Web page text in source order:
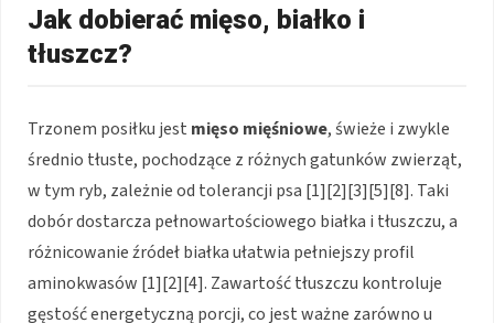
Jak dobierać mięso, białko i
tłuszcz?
Trzonem posiłku jest mięso mięśniowe, świeże i zwykle
średnio tłuste, pochodzące z różnych gatunków zwierząt,
w tym ryb, zależnie od tolerancji psa [1][2][3][5][8]. Taki
dobór dostarcza pełnowartościowego białka i tłuszczu, a
różnicowanie źródeł białka ułatwia pełniejszy profil
aminokwasów [1][2][4]. Zawartość tłuszczu kontroluje
gęstość energetyczną porcji, co jest ważne zarówno u